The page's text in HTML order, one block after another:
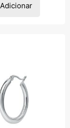
Adicionar